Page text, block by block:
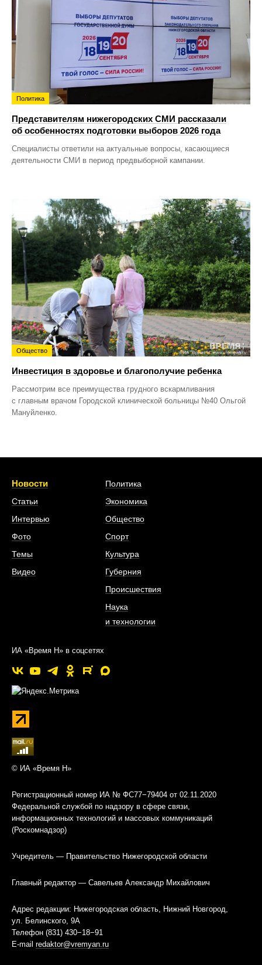
Политика
Представителям нижегородских СМИ рассказали
об особенностях подготовки выборов 2026 года
Специалисты ответили на актуальные вопросы, касающиеся
деятельности СМИ в период предвыборной кампании.
Общество
Инвестиция в здоровье и благополучие ребенка
Рассмотрим все преимущества грудного вскармливания
с главным врачом Городской клинической больницы №40 Ольгой
Мануйленко.
Новости
Статьи
Интервью
Фото
Темы
Видео
Политика
Экономика
Общество
Спорт
Культура
Губерния
Происшествия
Наука
и технологии
ИА «Время Н» в соцсетях
© ИА «Время Н»
Регистрационный номер ИА № ФС77−79404 от 02.11.2020
Федеральной службой по надзору в сфере связи,
информационных технологий и массовых коммуникаций
(Роскомнадзор)
Учредитель — Правительство Нижегородской области
Главный редактор — Савельев Александр Михайлович
Адрес редакции: Нижегородская область, Нижний Новгород,
ул. Белинского, 9А
Телефон (831) 430−18−91
E-mail redaktor@vremyan.ru